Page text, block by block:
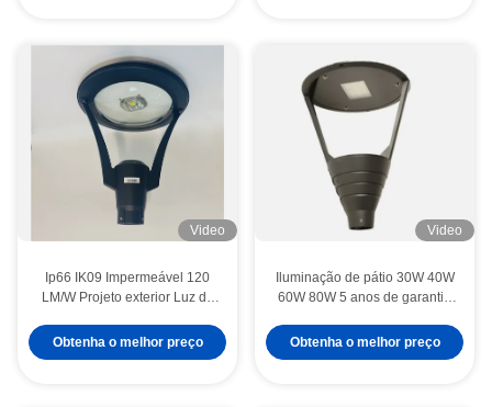
Video
Ip66 IK09 Impermeável 120
LM/W Projeto exterior Luz de
paisagem
Obtenha o melhor preço
Video
Iluminação de pátio 30W 40W
60W 80W 5 anos de garantia
para jardim ou paisagem
Obtenha o melhor preço